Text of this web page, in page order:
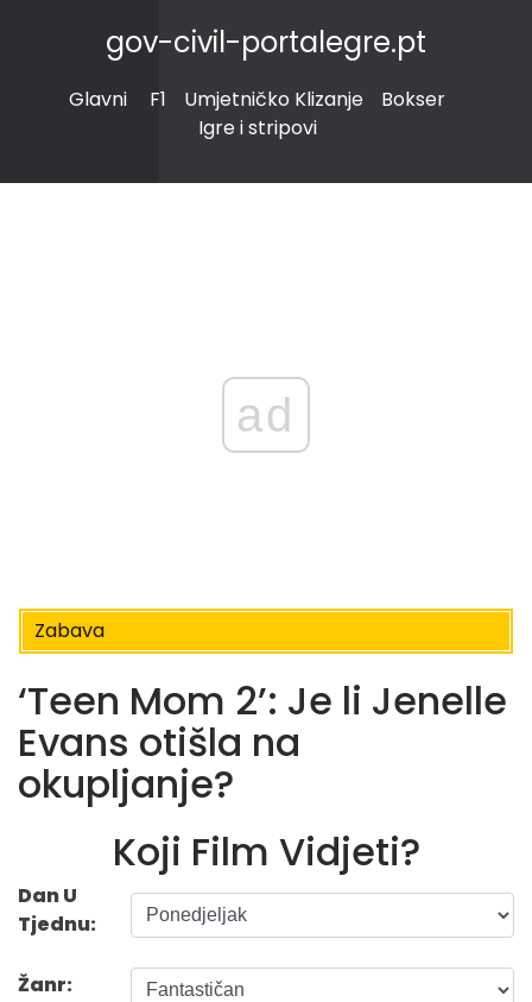
gov-civil-portalegre.pt
Glavni F1 Umjetničko Klizanje
Bokser
Igre i stripovi
ad
Zabava
‘Teen Mom 2’: Je li Jenelle
Evans otišla na
okupljanje?
Koji Film Vidjeti?
Dan U
Tjednu:
Žanr: